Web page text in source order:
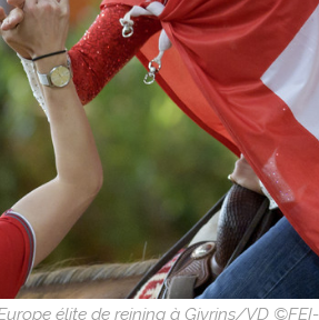
élite de reining à Givrins/VD